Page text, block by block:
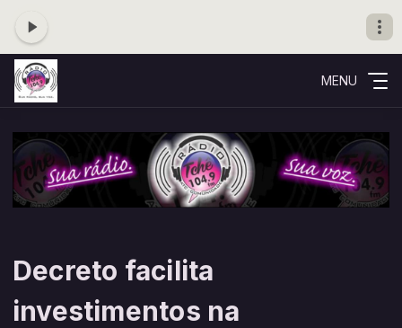
MENU
Decreto facilita
investimentos na